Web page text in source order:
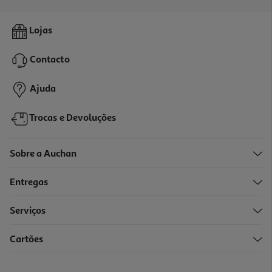
Ração Para Gato Purina One Com Salmão E Arroz 1.5kg
13,29 €
Lojas
Contacto
Ajuda
Trocas e Devoluções
Sobre a Auchan
Entregas
Serviços
Cartões